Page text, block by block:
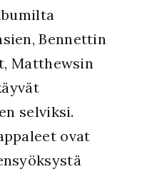
Bennettin
Matthewsin
selviksi.
ovat